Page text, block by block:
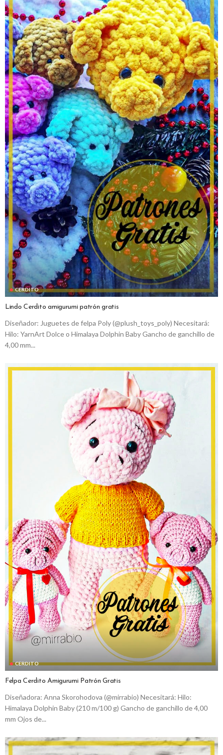
CERDITO
Lindo Cerdito amigurumi patrón gratis
Diseñador: Juguetes de felpa Poly (@plush_toys_poly) Necesitará:
Hilo: YarnArt Dolce o Himalaya Dolphin Baby Gancho de ganchillo de
4,00 mm...
CERDITO
Felpa Cerdito Amigurumi Patrón Gratis
Diseñadora: Anna Skorohodova (@mirrabio) Necesitará: Hilo:
Himalaya Dolphin Baby (210 m/100 g) Gancho de ganchillo de 4,00
mm Ojos de...